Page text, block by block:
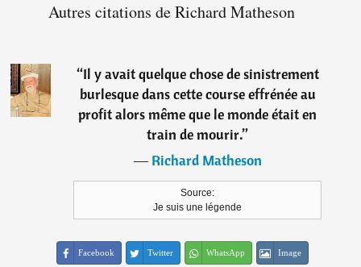
Autres citations de Richard Matheson
“Il y avait quelque chose de sinistrement
burlesque dans cette course effrénée au
profit alors même que le monde était en
train de mourir.”
―Richard Matheson
Source:
Je suis une légende
Facebook Twitter WhatsApp Image